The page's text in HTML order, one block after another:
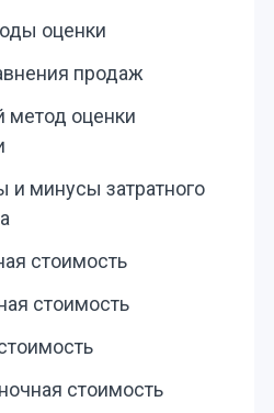
оценки
продаж
метод оценки
и минусы затратного
стоимость
стоимость
стоимость